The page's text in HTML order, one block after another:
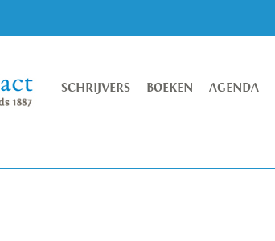
SCHRIJVERS BOEKEN AGENDA